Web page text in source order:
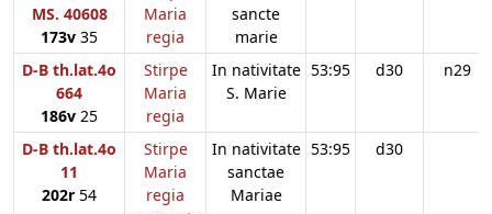
MS. 40608
173v 35
Maria
regia
sancte
marie
D-B th.lat.4o
664
186v 25
Stirpe
Maria
regia
In nativitate
S. Marie
53:95 d30 n29
D-B th.lat.4o
11
202r 54
Stirpe
Maria
regia
In nativitate
sanctae
Mariae
53:95 d30